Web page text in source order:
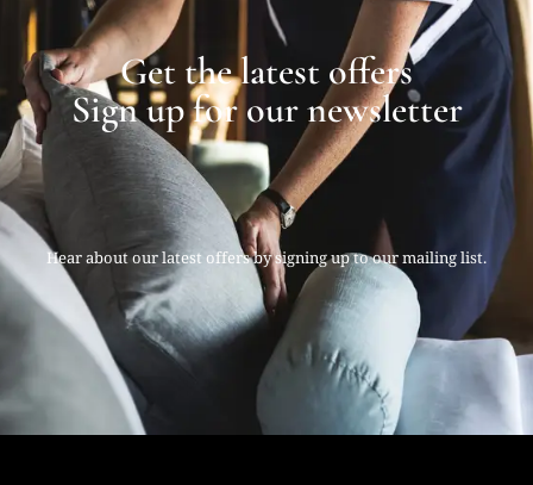
Get the latest offers
Sign up for our newsletter
Hear about our latest offers by signing up to our mailing list.